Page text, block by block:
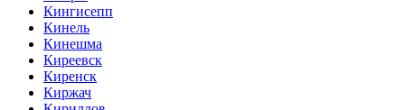
Кингисепп
Кинель
Кинешма
Киреевск
Киренск
Киржач